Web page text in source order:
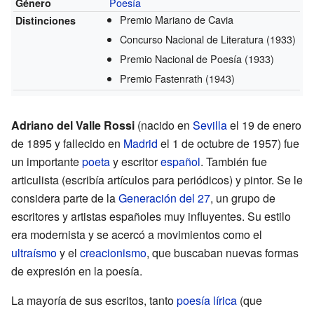
Distinciones
Premio Mariano de Cavia
Concurso Nacional de Literatura (1933)
Premio Nacional de Poesía (1933)
Premio Fastenrath (1943)
Adriano del Valle Rossi (nacido en Sevillael 19 de enero
de 1895 y fallecido en Madrid el 1 de octubre de 1957) fue
un importantepoetay escritorespañol. También fue
articulista (escribía artículos para periódicos) y pintor. Se le
considera parte de laGeneración del 27, un grupo de
escritores y artistas españoles muy influyentes. Su estilo
era modernista y se acercó a movimientos como el
ultraísmoy el creacionismo, que buscaban nuevas formas
de expresión en la poesía.
La mayoría de sus escritos, tantopoesía lírica (que